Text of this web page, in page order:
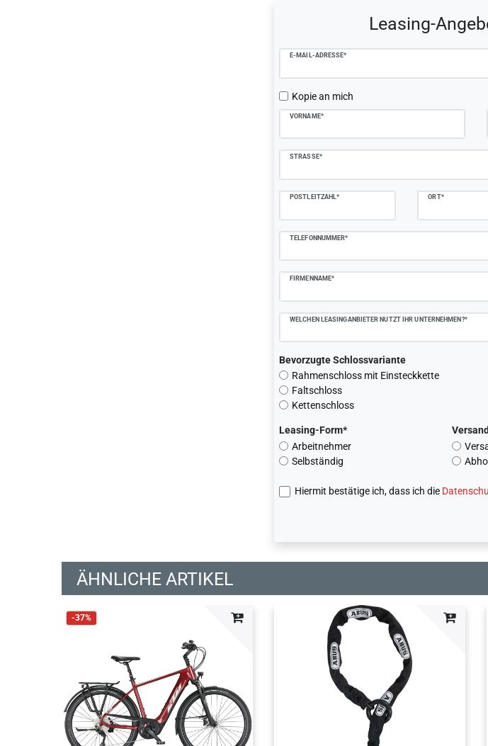
Leasing-
E-MAIL-ADRESSE*
Kopie an mich
VORNAME*
STRASSE*
POSTLEITZAHL* ORT*
TELEFONNUMMER*
FIRMENNAME*
WELCHEN LEASINGANBIETER NUTZT IHR UNTERNEHMEN?*
Bevorzugte Schlossvariante
Rahmenschloss mit Einsteckkette
Faltschloss
Kettenschloss
Leasing-Form*
Arbeitnehmer
Selbständig
Hiermit bestätige ich, dass ich die
ÄHNLICHE ARTIKEL
-37%